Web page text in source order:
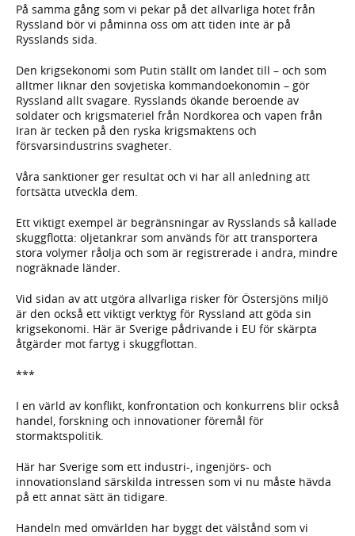
På samma gång som vi pekar på det allvarliga hotet från
Ryssland bör vi påminna oss om att tiden inte är på
Rysslands sida.
Den krigsekonomi som Putin ställt om landet till – och som
alltmer liknar den sovjetiska kommandoekonomin – gör
Ryssland allt svagare. Rysslands ökande beroende av
soldater och krigsmateriel från Nordkorea och vapen från
Iran är tecken på den ryska krigsmaktens och
försvarsindustrins svagheter.
Våra sanktioner ger resultat och vi har all anledning att
fortsätta utveckla dem.
Ett viktigt exempel är begränsningar av Rysslands så kallade
skuggflotta: oljetankrar som används för att transportera
stora volymer råolja och som är registrerade i andra, mindre
nogräknade länder.
Vid sidan av att utgöra allvarliga risker för Östersjöns miljö
är den också ett viktigt verktyg för Ryssland att göda sin
krigsekonomi. Här är Sverige pådrivande i EU för skärpta
åtgärder mot fartyg i skuggflottan.
***
I en värld av konflikt, konfrontation och konkurrens blir också
handel, forskning och innovationer föremål för
stormaktspolitik.
Här har Sverige som ett industri-, ingenjörs- och
innovationsland särskilda intressen som vi nu måste hävda
på ett annat sätt än tidigare.
Handeln med omvärlden har byggt det välstånd som vi